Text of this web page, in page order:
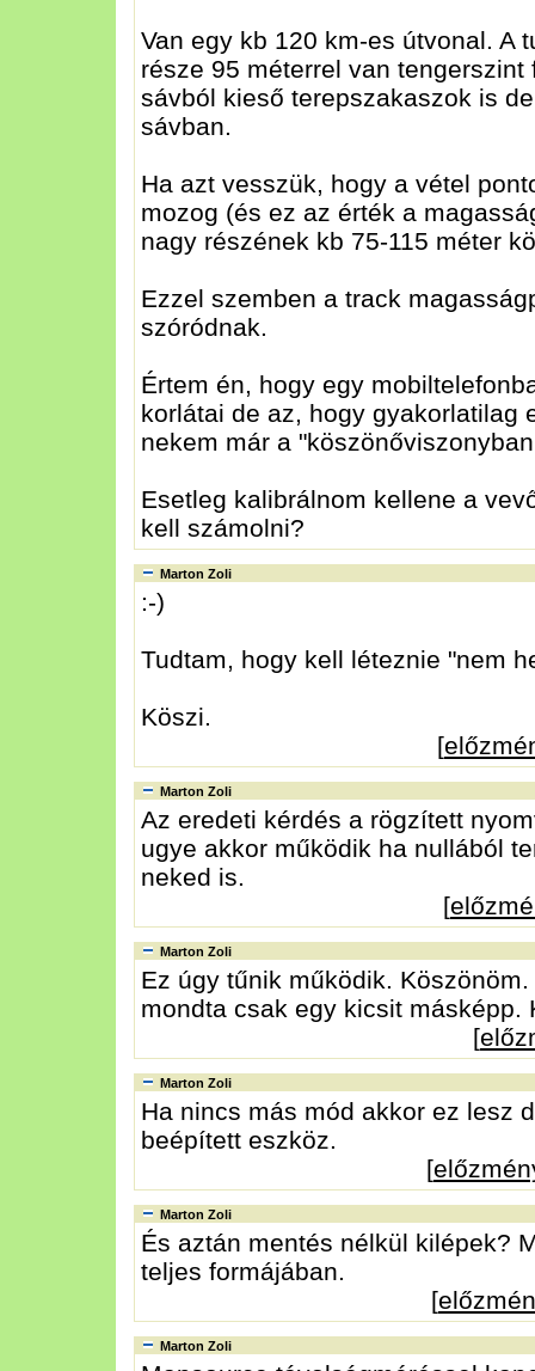
Van egy kb 120 km-es útvonal. A
része 95 méterrel van
sávból kieső terepszakaszok is
sávban.
Ha azt vesszük, hogy a vétel
mozog (és ez az érték a
nagy részének kb 75-115 méter
Ezzel szemben a track
szóródnak.
Értem én, hogy egy
korlátai de az, hogy gyakorlatilag
nekem már a
Esetleg kalibrálnom kellene a
kell számolni?
Marton Zoli
:-)
Tudtam, hogy kell léteznie "nem
Köszi.
[
Marton Zoli
Az eredeti kérdés a rögzített
ugye akkor működik ha nullából
neked is.
[
Marton Zoli
Ez úgy tűnik működik.
mondta csak egy kicsit másképp.
[
Marton Zoli
Ha nincs más mód akkor ez lesz
beépített eszköz.
[
Marton Zoli
És aztán mentés nélkül kilépek?
teljes formájában.
[
Marton Zoli